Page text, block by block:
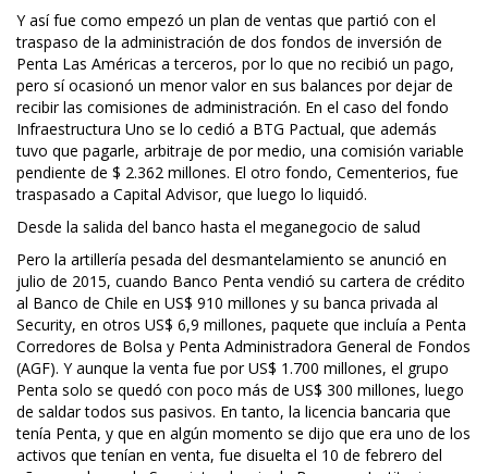
Y así fue como empezó un plan de ventas que partió con el
traspaso de la administración de dos fondos de inversión de
Penta Las Américas a terceros, por lo que no recibió un pago,
pero sí ocasionó un menor valor en sus balances por dejar de
recibir las comisiones de administración. En el caso del fondo
Infraestructura Uno se lo cedió a BTG Pactual, que además
tuvo que pagarle, arbitraje de por medio, una comisión variable
pendiente de $ 2.362 millones. El otro fondo, Cementerios, fue
traspasado a Capital Advisor, que luego lo liquidó.
Desde la salida del banco hasta el meganegocio de salud
Pero la artillería pesada del desmantelamiento se anunció en
julio de 2015, cuando Banco Penta vendió su cartera de crédito
al Banco de Chile en US$ 910 millones y su banca privada al
Security, en otros US$ 6,9 millones, paquete que incluía a Penta
Corredores de Bolsa y Penta Administradora General de Fondos
(AGF). Y aunque la venta fue por US$ 1.700 millones, el grupo
Penta solo se quedó con poco más de US$ 300 millones, luego
de saldar todos sus pasivos. En tanto, la licencia bancaria que
tenía Penta, y que en algún momento se dijo que era uno de los
activos que tenían en venta, fue disuelta el 10 de febrero del